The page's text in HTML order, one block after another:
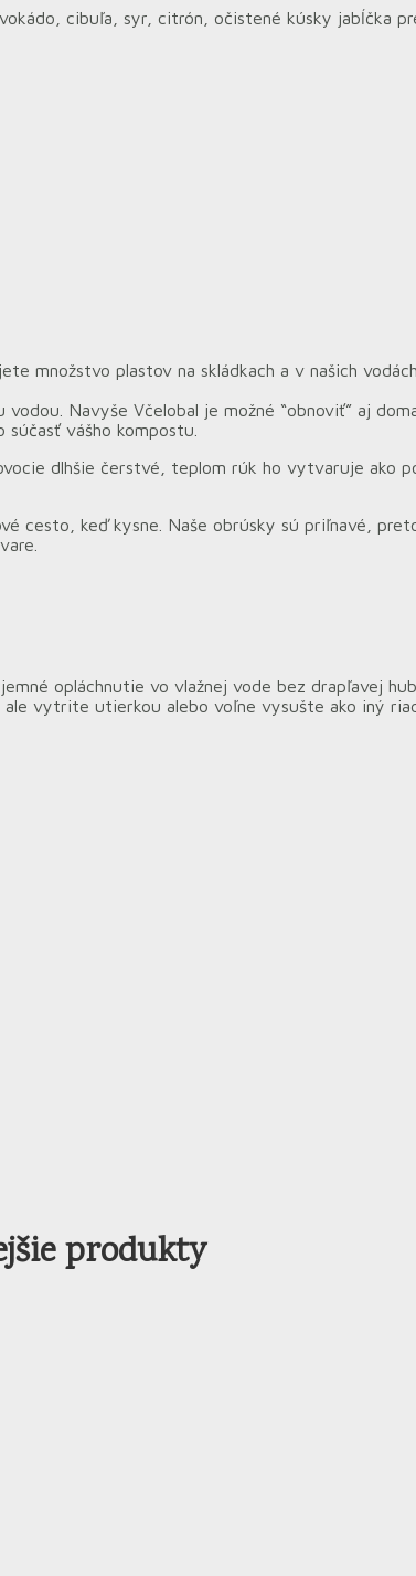
cibuľa, syr, citrón, očistené kúsky jabĺčka
množstvo plastov na skládkach a v našich vodách.
Navyše Včelobal je možné “obnoviť” aj
vášho kompostu.
dlhšie čerstvé, teplom rúk ho vytvaruje ako
keď kysne. Naše obrúsky sú priľnavé,
opláchnutie vo vlažnej vode bez drapľavej
vytrite utierkou alebo voľne vysušte ako iný
produkty